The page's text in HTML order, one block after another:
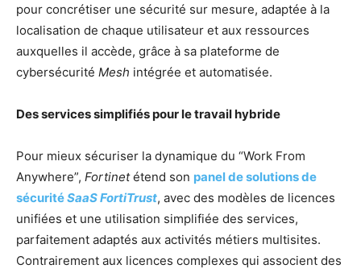
pour concrétiser une sécurité sur mesure, adaptée à la
localisation de chaque utilisateur et aux ressources
auxquelles il accède, grâce à sa plateforme de
cybersécurité Mesh intégrée et automatisée.
Des services simplifiés pour le travail hybride
Pour mieux sécuriser la dynamique du “Work From
Anywhere”, Fortinetétend son panel de solutions de
sécuritéSaaS FortiTrust, avec des modèles de licences
unifiées et une utilisation simplifiée des services,
parfaitement adaptés aux activités métiers multisites.
Contrairement aux licences complexes qui associent des